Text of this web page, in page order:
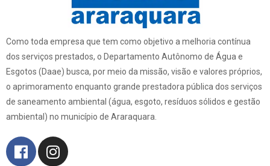
Como toda empresa que tem como objetivo a melhoria contínua
dos serviços prestados, o Departamento Autônomo de Água e
Esgotos (Daae) busca, por meio da missão, visão e valores próprios,
o aprimoramento enquanto grande prestadora pública dos serviços
de saneamento ambiental (água, esgoto, resíduos sólidos e gestão
ambiental) no município de Araraquara.